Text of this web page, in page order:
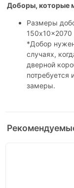
Доборы, которые
Размеры
*Добор
случаях,
дверной
потребуется
замеры.